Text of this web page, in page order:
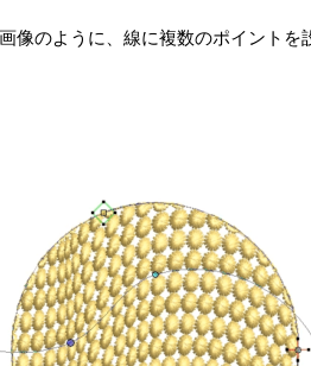
像のように、線に複数のポイント